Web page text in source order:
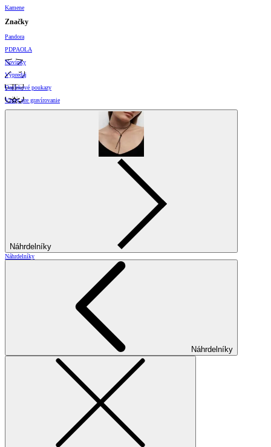
Kamene
Značky
Pandora
PDPAOLA
Novinky
Výpredaj
Darčekové poukazy
Vzory pre gravírovanie
Náhrdelníky
Náhrdelníky
Náhrdelníky